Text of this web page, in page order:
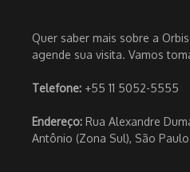
Quer saber mais sobre a
agende sua visita. Vamos
Telefone: +55 11 5052-5555
Endereço: Rua Alexandre
Antônio (Zona Sul), São